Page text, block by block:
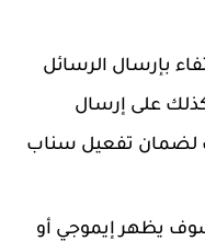
بإرسال الرسائل
على إرسال
لضمان تفعيل سناب
يظهر إيموجي أو